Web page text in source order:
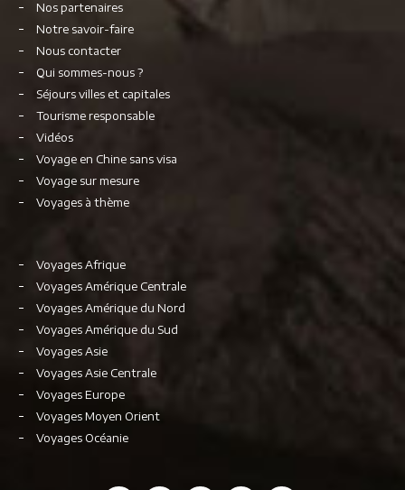
Nos partenaires
Notre savoir-faire
Nous contacter
Qui sommes-nous ?
Séjours villes et capitales
Tourisme responsable
Vidéos
Voyage en Chine sans visa
Voyage sur mesure
Voyages à thème
Voyages Afrique
Voyages Amérique Centrale
Voyages Amérique du Nord
Voyages Amérique du Sud
Voyages Asie
Voyages Asie Centrale
Voyages Europe
Voyages Moyen Orient
Voyages Océanie